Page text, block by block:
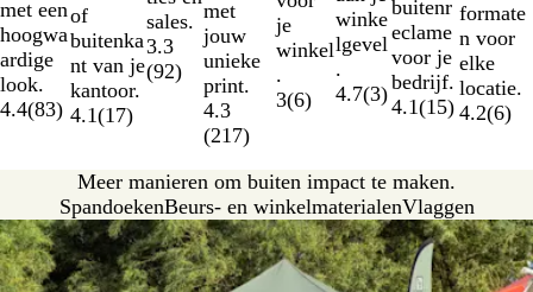
met een
hoogwa
ardige
look.
4.4(83)
of
buitenka
nt van je
kantoor.
4.1(17)
sales.
3.3
(92)
met
jouw
unieke
print.
4.3
(217)
je
winkel
.
3(6)
winke
lgevel
.
4.7(3)
buitenr
eclame
voor je
bedrijf.
4.1(15)
formate
n voor
elke
locatie.
4.2(6)
Meer manieren om buiten impact te maken.
SpandoekenBeurs- en winkelmaterialenVlaggen